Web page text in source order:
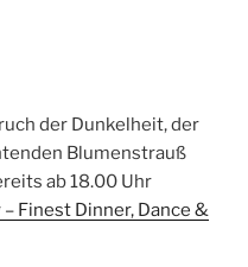
der Dunkelheit, der
Blumenstrauß
ab 18.00 Uhr
– Finest Dinner, Dance &